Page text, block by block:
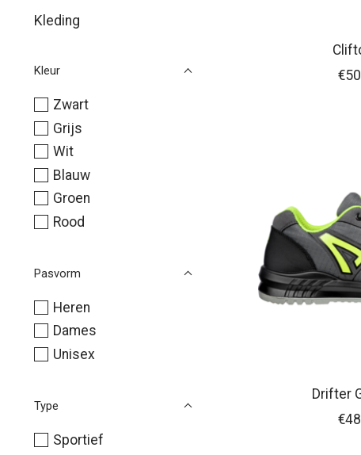
Kleding
Kleur
Zwart
Grijs
Wit
Blauw
Groen
Rood
Pasvorm
Heren
Dames
Unisex
Type
Sportief
Drifter